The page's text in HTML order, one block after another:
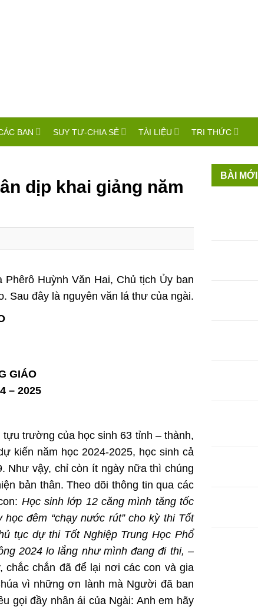
BAN SUY TƯ-CHIA SẺ TÀI LIỆU TRI THỨC
dịp khai giảng năm
Huỳnh Văn Hai, Chủ tịch Ủy ban
Sau đây là nguyên văn lá thư của ngài.
GIÁO
– 2025
trường của học sinh 63 tỉnh – thành,
kiến năm học 2024-2025, học sinh cả
Như vậy, chỉ còn ít ngày nữa thì chúng
bản thân. Theo dõi thông tin qua các
Học sinh lớp 12 căng mình tăng tốc
đêm “chạy nước rút” cho kỳ thi Tốt
tục dự thi Tốt Nghiệp Trung Học Phổ
2024 lo lắng như mình đang đi thi, –
chắc chắn đã để lại nơi các con và gia
vì những ơn lành mà Người đã ban
gọi đầy nhân ái của Ngài: Anh em hãy
BÀI